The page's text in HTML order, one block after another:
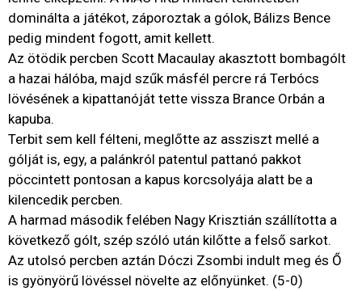
dominálta a játékot, záporoztak a gólok, Bálizs Bence
pedig mindent fogott, amit kellett.
Az ötödik percben Scott Macaulay akasztott bombagólt
a hazai hálóba, majd szűk másfél percre rá Terbócs
lövésének a kipattanóját tette vissza Brance Orbán a
kapuba.
Terbit sem kell félteni, meglőtte az assziszt mellé a
gólját is, egy, a palánkról patentul pattanó pakkot
pöccintett pontosan a kapus korcsolyája alatt be a
kilencedik percben.
A harmad második felében Nagy Krisztián szállította a
következő gólt, szép szóló után kilőtte a felső sarkot.
Az utolsó percben aztán Dóczi Zsombi indult meg és Ő
is gyönyörű lövéssel növelte az előnyünket. (5-0)